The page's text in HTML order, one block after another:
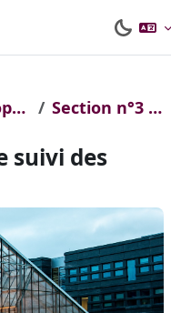
copernicus et forets Section n°3 : Outils de suivi des peupleraies
suivi des